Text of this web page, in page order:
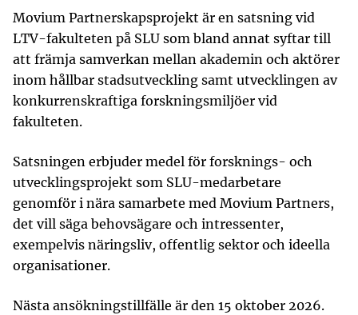
Movium Partnerskapsprojekt är en satsning vid
LTV-fakulteten på SLU som bland annat syftar till
att främja samverkan mellan akademin och aktörer
inom hållbar stadsutveckling samt utvecklingen av
konkurrenskraftiga forskningsmiljöer vid
fakulteten.
Satsningen erbjuder medel för forsknings- och
utvecklingsprojekt som SLU-medarbetare
genomför i nära samarbete med Movium Partners,
det vill säga behovsägare och intressenter,
exempelvis näringsliv, offentlig sektor och ideella
organisationer.
Nästa ansökningstillfälle är den 15 oktober 2026.